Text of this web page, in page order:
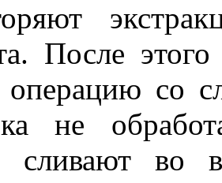
После
со
не
сливают во